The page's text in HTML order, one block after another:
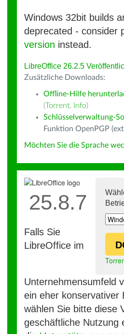
Windows 32bit builds
deprecated - consider
version instead.
LibreOffice 26.2.5
Zusätzliche Downloads:
Offline-Hilfe
(Torrent, Info)
Schlüsselverwaltung-
Funktion OpenPGP
Möchten Sie die Sprache
25.8.7
Falls Sie
LibreOffice im
Unternehmensumfeld
ein eher konservativer
wählen Sie bitte diese
geschäftliche Nutzung